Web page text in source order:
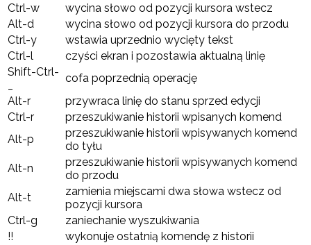
Ctrl-w
wycina słowo od pozycji kursora wstecz
Alt-d
wycina słowo od pozycji kursora do przodu
Ctrl-y
wstawia uprzednio wycięty tekst
Ctrl-l
czyści ekran i pozostawia aktualną linię
Shift-Ctrl- cofa poprzednią operację
Alt-r
przywraca linię do stanu sprzed edycji
Ctrl-r
przeszukiwanie historii wpisanych komend
Alt-p
przeszukiwanie historii wpisywanych komend
do tyłu
Alt-n
przeszukiwanie historii wpisywanych komend
do przodu
Alt-t
zamienia miejscami dwa słowa wstecz od
pozycji kursora
Ctrl-g
zaniechanie wyszukiwania
!!
wykonuje ostatnią komendę z historii